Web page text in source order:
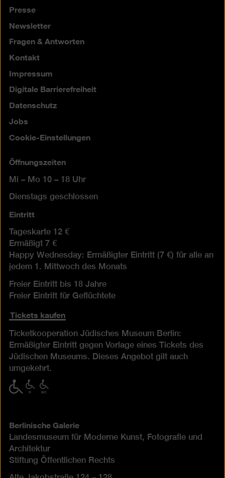
Presse
Newsletter
Fragen & Antworten
Kontakt
Impressum
Digitale Barrierefreiheit
Datenschutz
Jobs
Cookie-Einstellungen
Öffnungszeiten
Mi – Mo 10 – 18 Uhr
Dienstags geschlossen
Eintritt
Tageskarte 12 €
Ermäßigt 7 €
Happy Wednesday: Ermäßigter Eintritt (7 €) für alle an
jedem 1. Mittwoch des Monats
Freier Eintritt bis 18 Jahre
Freier Eintritt für Geflüchtete
Tickets kaufen
Ticketkooperation Jüdisches Museum Berlin:
Ermäßigter Eintritt gegen Vorlage eines Tickets des
Jüdischen Museums. Dieses Angebot gilt auch
umgekehrt.
mit
eingeschränkter
mit
eingeschränkter
mit
eingeschränkter
Berlinische Galerie
Landesmuseum für Moderne Kunst, Fotografie und
Architektur
Stiftung Öffentlichen Rechts